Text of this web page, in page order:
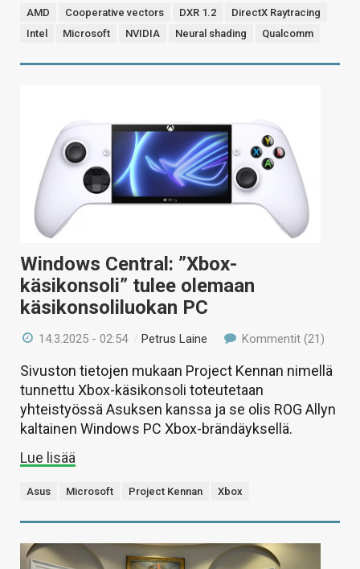
AMD Cooperative vectors DXR 1.2
DirectX Raytracing
Intel
Microsoft NVIDIA Neural shading Qualcomm
Windows Central: ”Xbox-
käsikonsoli” tulee olemaan
käsikonsoliluokan PC
14.3.2025 - 02:54 / Petrus Laine Kommentit (21)
Sivuston tietojen mukaan Project Kennan nimellä
tunnettu Xbox-käsikonsoli toteutetaan
yhteistyössä Asuksen kanssa ja se olis ROG Allyn
kaltainen Windows PC Xbox-brändäyksellä.
Lue lisää
Asus Microsoft Project Kennan Xbox